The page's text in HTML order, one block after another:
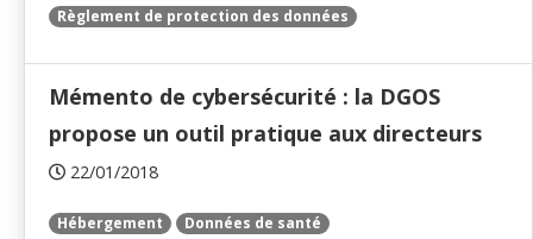
Règlement de protection des données
Mémento de cybersécurité : la DGOS
propose un outil pratique aux directeurs
22/01/2018
Hébergement
Données de santé